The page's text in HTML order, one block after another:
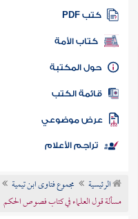
كتب PDF
كتاب الأمة
المكتبة
الكتب
موضوعي
تراجم الأعلام
الرئيسية مجموع فتاوى ابن تيمية
مسألة قول العلماء في كتاب فصوص الحكم